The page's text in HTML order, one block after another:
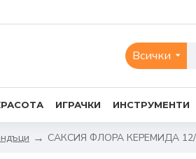
Всички
ИГРАЧКИ ИНСТРУМЕНТИ
САКСИЯ ФЛОРА КЕРЕМИДА 12/